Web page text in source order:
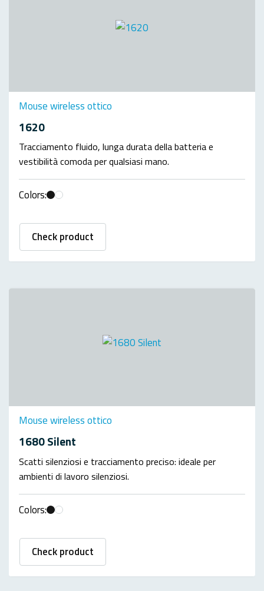
Mouse wireless ottico
1620
Tracciamento fluido, lunga durata della batteria e
vestibilità comoda per qualsiasi mano.
Colors:
Check product
Mouse wireless ottico
1680 Silent
Scatti silenziosi e tracciamento preciso: ideale per
ambienti di lavoro silenziosi.
Colors:
Check product